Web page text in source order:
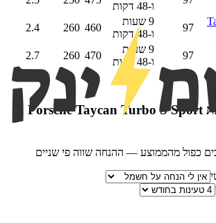
ו-48 דקות
97
9 שעות
ו-48 דקות
460
260
2.4
97
9 שעות
ו-48 דקות
470
260
2.7
Porsche Taycan Turbo S Sport
כפול מהממוצע — ההנחה שווה פי שניים